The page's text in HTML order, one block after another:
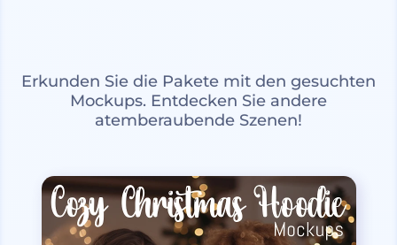
Erkunden Sie die Pakete mit den gesuchten
Mockups. Entdecken Sie andere
atemberaubende Szenen!